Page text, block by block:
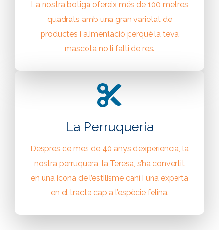
La nostra botiga ofereix més de 100 metres
quadrats amb una gran varietat de
productes i alimentació perquè la teva
mascota no li falti de res.
La Perruqueria
Després de més de 40 anys d’experiència, la
nostra perruquera, la Teresa, s’ha convertit
en una icona de l’estilisme caní i una experta
en el tracte cap a l’espècie felina.